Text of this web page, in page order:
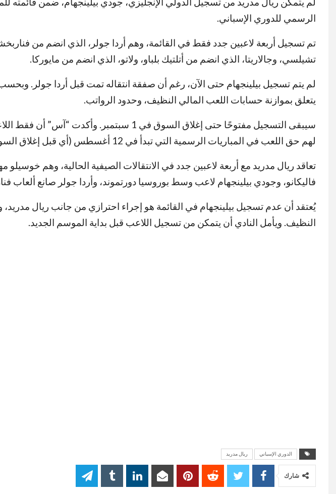
الرسمي للدوري الإسباني.
تم تسجيل أربعة لاعبين جدد فقط في القائمة، وهم أردا جولر، الذي انضم من
تشيلسي، وجالاريتا، الذي انضم من أتلتيك بلباو، ولاتو، الذي انضم من مايوركا.
لم يتم تسجيل بيلينجهام حتى الآن، رغم أن صفقة انتقاله تمت قبل أردا جولر.
يتعلق بموازنة حسابات اللعب المالي النظيف، وحدود الرواتب.
سيبقى التسجيل مفتوحًا حتى إغلاق السوق في 1
لهم حق اللعب في المباريات الرسمية التي تبدأ في 12 أغسطس (أي قبل إغلاق السوق).
تعاقد ريال مدريد مع أربعة لاعبين جدد في الانتقالات الصيفية الحالية، وهم خوسيلو
فاليكانو، وجودي بيلينجهام لاعب وسط بوروسيا دورتموند، وأردا جولر صانع ألعاب
يُعتقد أن عدم تسجيل بيلينجهام في القائمة هو إجراء احترازي من جانب ريال
النظيف. ويأمل النادي أن يتمكن من تسجيل اللاعب قبل بداية الموسم الجديد.
الدوري الإسباني ريال مدريد
شارك